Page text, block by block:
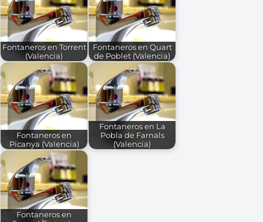
Fontaneros en Torrent
(Valencia)
Fontaneros en Quart
de Poblet (Valencia)
Fontaneros en
Picanya (Valencia)
Fontaneros en La
Pobla de Farnals
(Valencia)
Fontaneros en